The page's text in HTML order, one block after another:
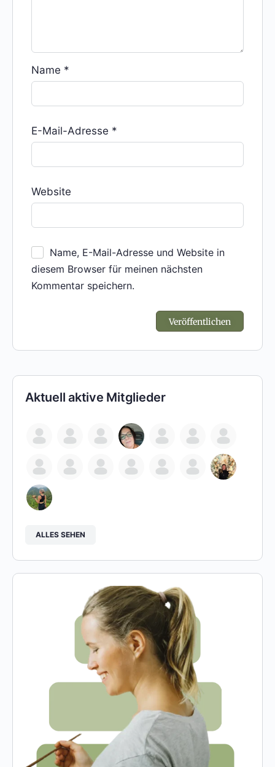
Name *
E-Mail-Adresse *
Website
Name, E-Mail-Adresse und Website in
diesem Browser für meinen nächsten
Kommentar speichern.
Aktuell aktive Mitglieder
ALLES SEHEN